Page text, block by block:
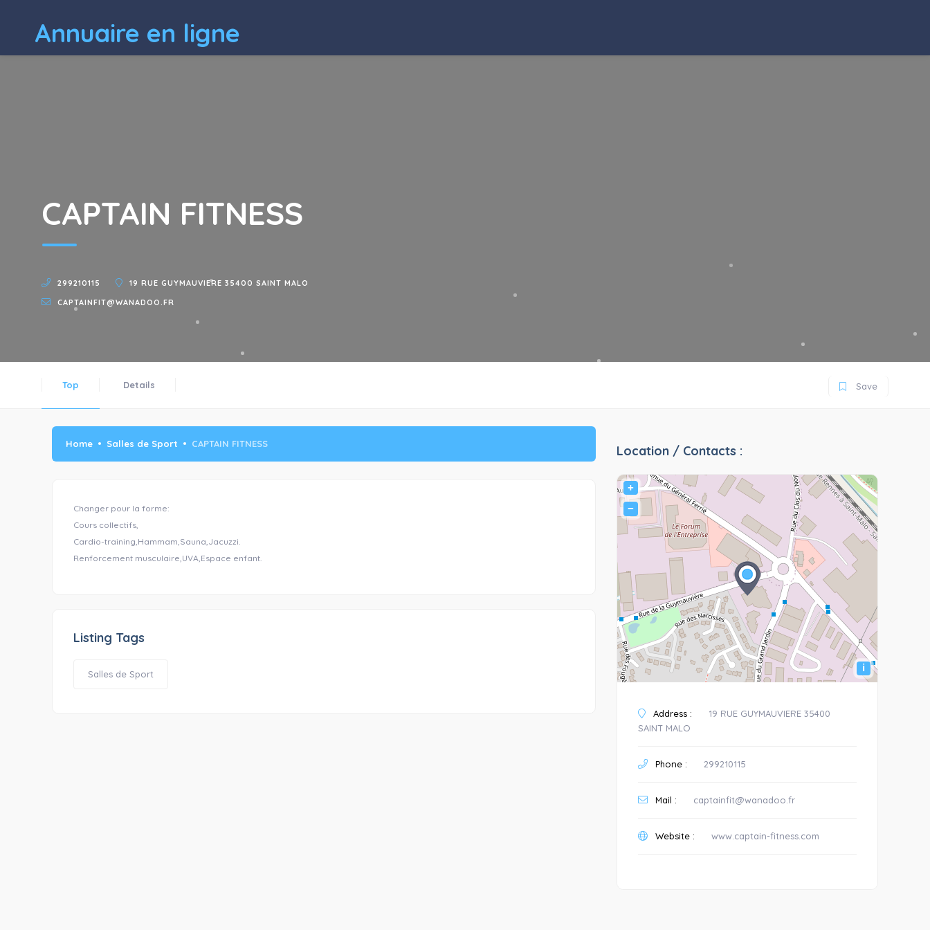
Annuaire en ligne
CAPTAIN FITNESS
299210115
19 RUE GUYMAUVIERE 35400 SAINT MALO
CAPTAINFIT@WANADOO.FR
Top Details Save
Home Salles de Sport CAPTAIN FITNESS
Changer pour la forme:
Cours collectifs,
Cardio-training,Hammam,Sauna,Jacuzzi.
Renforcement musculaire,UVA,Espace enfant.
Listing Tags
Salles de Sport
Location / Contacts :
+
−
i
Address :
19 RUE GUYMAUVIERE 35400
SAINT MALO
Phone : 299210115
Mail : captainfit@wanadoo.fr
Website : www.captain-fitness.com